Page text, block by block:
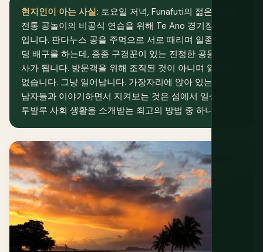
현지인이 아는 사실: 토요일 저녁, Funafuti의 젊은이들은
전통 공놀이의 비공식 연습을 위해 Te Ano 경기장에 모
입니다. 판다누스 공을 주먹으로 서로 때리며 일종의 스탠
딩 배구를 하는데, 종종 구경꾼이 있는 진정한 공동체 행
사가 됩니다. 방문객을 위해 조직된 것이 아니며 일정도
없습니다. 그냥 일어납니다. 가장자리에 앉아 있는 나이든
남자들과 이야기하면서 지켜보는 것은 섬에서 일상적인
투발루 사회 생활을 소개받는 최고의 방법 중 하나입니다.